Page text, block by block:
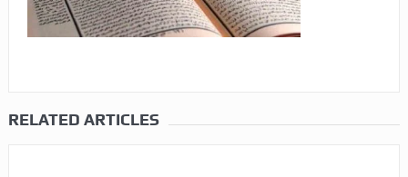
RELATED ARTICLES